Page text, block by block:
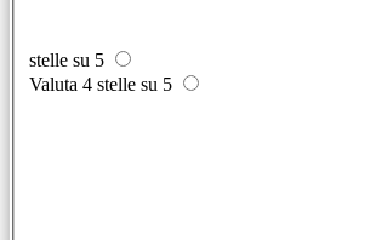
stelle su 5
Valuta 4 stelle su 5